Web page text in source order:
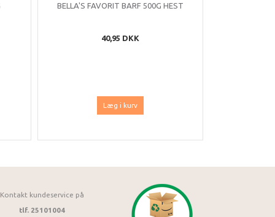
BELLA'S FAVORIT BARF 500G HEST
40,95 DKK
Læg i kurv
Kontakt kundeservice på
tlf. 25101004